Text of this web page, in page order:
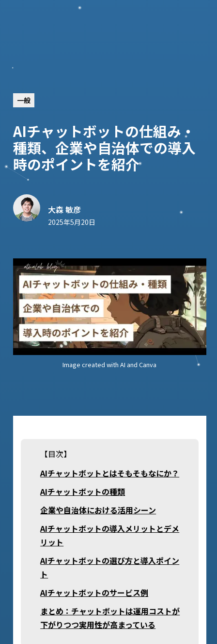
一般
AIチャットボットの仕組み・
種類、企業や自治体での導入
時のポイントを紹介
大森 敏彦
2025年5月20日
Image created with AI and Canva
【目次】
AIチャットボットとはそもそもなにか？
AIチャットボットの種類
企業や自治体における活用シーン
AIチャットボットの導入メリットとデメ
リット
AIチャットボットの選び方と導入ポイン
ト
AIチャットボットのサービス例
まとめ：チャットボットは運用コストが
下がりつつ実用性が高まっている